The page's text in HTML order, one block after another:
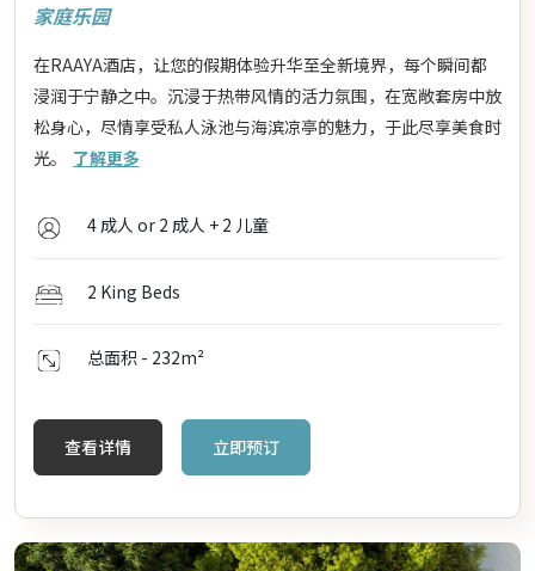
家庭乐园
在RAAYA酒店，让您的假期体验升华至全新境界，每个瞬间都
浸润于宁静之中。沉浸于热带风情的活力氛围，在宽敞套房中放
松身心，尽情享受私人泳池与海滨凉亭的魅力，于此尽享美食时
光。
了解更多
4 成人 or 2 成人 + 2 儿童
2 King Beds
总面积 - 232m²
查看详情 立即预订